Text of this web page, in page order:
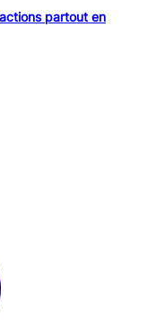
partout en